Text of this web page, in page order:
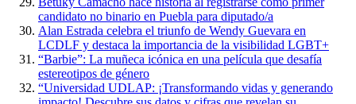
candidato no binario en Puebla para diputado/a
Alan Estrada celebra el triunfo de Wendy Guevara en
LCDLF y destaca la importancia de la visibilidad LGBT+
“Barbie”: La muñeca icónica en una película que desafía
estereotipos de género
“Universidad UDLAP: ¡Transformando vidas y generando